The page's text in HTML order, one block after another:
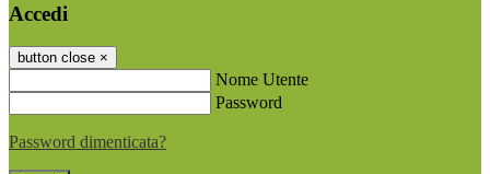
Accedi
button close ×
Nome Utente
Password
Password dimenticata?